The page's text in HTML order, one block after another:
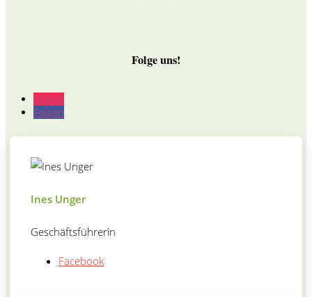
Folge uns!
Folgen
Folgen
Ines Unger
Geschäftsführerin
Facebook